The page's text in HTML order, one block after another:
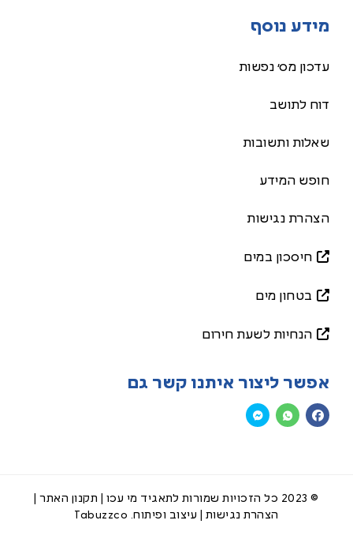
מידע נוסף
עדכון מס׳ נפשות
דוח לתושב
שאלות ותשובות
חופש המידע
הצהרת נגישות
חיסכון במים
בטחון מים
הנחיות לשעת חירום
אפשר ליצור איתנו קשר גם
© 2023 כל הזכויות שמורות לתאגיד מי עכו | תקנון האתר|
הצהרת נגישות | עיצוב ופיתוח. Tabuzzco